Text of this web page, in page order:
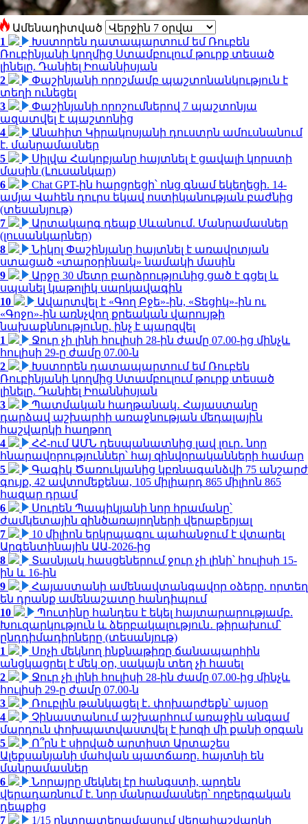
Ամենադիտված
1
Խստորեն դատապարտում եմ Ռուբեն
Ռուբինյանի կողմից Ստամբուլում թուրք տեսած
լինելը. Դանիել Իոաննիսյան
2
Փաշինյանի որոշմամբ պաշտոնանկություն է
տեղի ունեցել
3
Փաշինյանի որոշումներով 7 պաշտոնյա
ազատվել է պաշտոնից
4
Անահիտ Կիրակոսյանի դուստրն ամուսնանում
է. մանրամասներ
5
Սիլվա Հակոբյանը հայտնել է ցավալի կորստի
մասին (Լուսանկար)
6
Chat GPT-ին հարցրեցի՝ ոնց գնամ եկեղեցի. 14-
ամյա Վահեն դուրս եկավ ոստիկանության բաժնից
(տեսանյութ)
7
Արտակարգ դեպք Սևանում. Մանրամասներ
(լուսանկարներ)
8
Նիկոլ Փաշինյանը հայտնել է առավոտյան
ստացած «տարօրինակ» նամակի մասին
9
Արջը 30 մետր բարձրությունից ցած է գցել և
սպանել կաթոլիկ սարկավագին
10
Ավարտվել է «Գող Բջե»-ին, «Տեցիկ»-ին ու
«Գոջո»-ին առնչվող քրեական վարույթի
նախաքննությունը. ինչ է պարզվել
1
Ջուր չի լինի հուլիսի 28-ին ժամը 07.00-ից մինչև
հուլիսի 29-ը ժամը 07.00-ն
2
Խստորեն դատապարտում եմ Ռուբեն
Ռուբինյանի կողմից Ստամբուլում թուրք տեսած
լինելը. Դանիել Իոաննիսյան
3
Պատմական հաղթանակ․ Հայաստանը
դարձավ աշխարհի առաջնության մեդալային
հաշվարկի հաղթող
4
ՀՀ-ում ԱՄՆ դեսպանատնից լավ լուր․ նոր
հնարավորություններ՝ հայ զինվորականների համար
5
Գագիկ Ծառուկյանից կբռնագանձվի 75 անշարժ
գույք, 42 ավտոմեքենա, 105 միլիարդ 865 միլիոն 865
հազար դրամ
6
Սուրեն Պապիկյանի նոր հրամանը՝
ժամկետային զինծառայողների վերաբերյալ
7
10 միլիոն երկրպագու պահանջում է վտարել
Արգենտինային ԱԱ-2026-ից
8
Տասնյակ հասցեներում ջուր չի լինի՝ հուլիսի 15-
ին և 16-ին
9
Հայաստանի ամենավտանգավոր օձերը. որտեղ
են դրանք ամենաշատը հանդիպում
10
Պուտինը հանդես է եկել հայտարարությամբ.
Խուզարկություն և ձերբակալություն․ թիրախում՝
ընդդիմադիրները (տեսանյութ)
1
Սոչի մեկնող ինքնաթիռը ճանապարհին
անցկացրել է մեկ օր, սակայն տեղ չի հասել
2
Ջուր չի լինի հուլիսի 28-ին ժամը 07.00-ից մինչև
հուլիսի 29-ը ժամը 07.00-ն
3
Ռուբլին թանկացել է․ փոխարժեքն՝ այսօր
4
Չինաստանում աշխարհում առաջին անգամ
մարդուն փոխպատվաստվել է խոզի մի քանի օրգան
5
Ո՞րն է սիրված արտիստ Արտաշես
Ալեքսանյանի մահվան պատճառը. հայտնի են
մանրամասներ
6
Նորայրը մեկնել էր հանգստի, արդեն
վերադառնում է. նոր մանրամասներ՝ ողբերգական
դեպքից
7
1/15 ընտրատեղամասում վերահաշվարկի